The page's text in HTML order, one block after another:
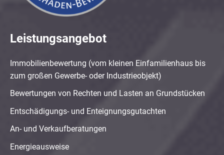
Leistungsangebot
Immobilienbewertung (vom kleinen Einfamilienhaus bis
zum großen Gewerbe- oder Industrieobjekt)
Bewertungen von Rechten und Lasten an Grundstücken
Entschädigungs- und Enteignungsgutachten
An- und Verkaufberatungen
Energieausweise